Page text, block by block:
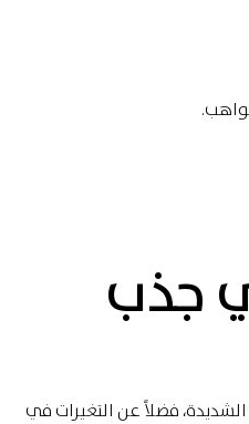
جذب
فضلاً عن التغيرات في